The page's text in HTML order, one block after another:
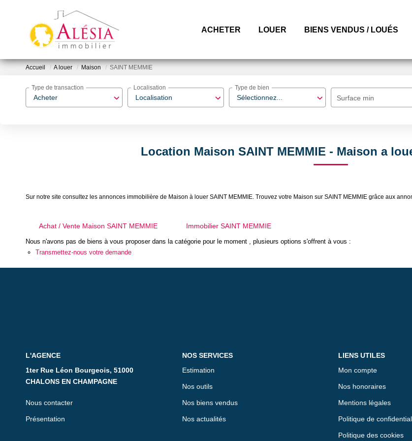
ACHETER LOUER BIENS VENDUS / LOUÉS
Accueil A louer Maison SAINT MEMMIE
Acheter
Type de transaction
Localisation
Localisation
Sélectionnez...
Type de bien
Surface min
Location Maison SAINT MEMMIE - Maison a
Sur notre site consultez les annonces immobilière de Maison à louer SAINT MEMMIE. Trouvez votre Maison sur SAINT MEMMIE grâce aux
Achat / Vente Maison SAINT MEMMIE Immobilier SAINT MEMMIE
Nous n'avons pas de biens à vous proposer dans la catégorie pour le moment , plusieurs options s'offrent à vous :
Transmettez-nous votre demande
L'AGENCE
1ter Rue Léon Bourgeois, 51000
CHALONS EN CHAMPAGNE
Nous contacter
Présentation
NOS SERVICES
Estimation
Nos outils
Nos biens vendus
Nos actualités
LIENS UTILES
Mon compte
Nos honoraires
Mentions légales
Politique de
Politique des cookies